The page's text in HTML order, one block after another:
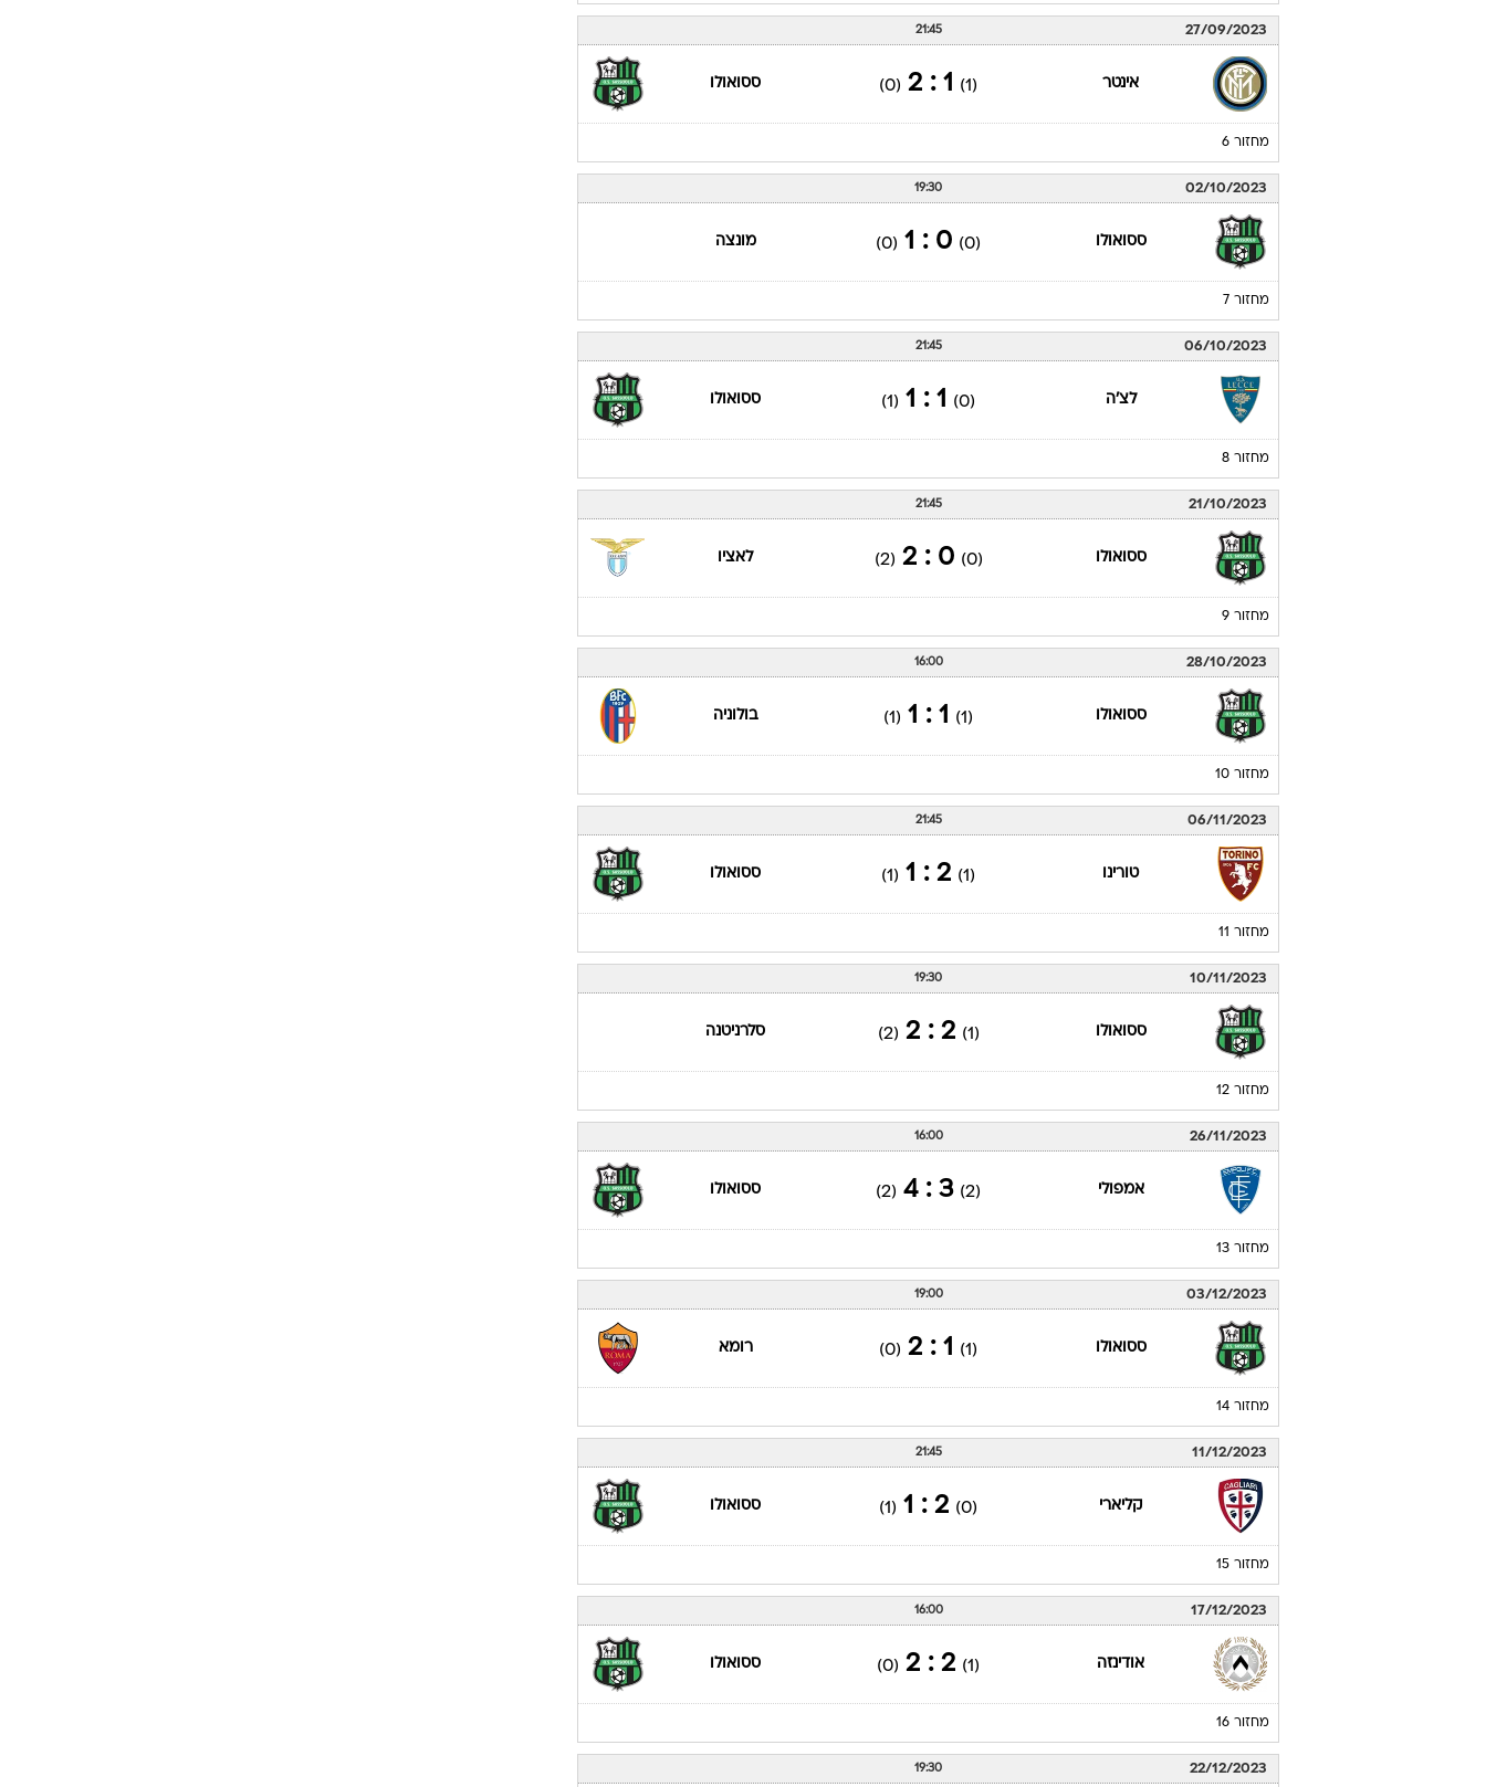
27/09/2023
21:45
אינטר (1)
1 : 2
(0) ססואולו
מחזור 6
02/10/2023
19:30
ססואולו (0)
0 : 1
(0) מונצה
מחזור 7
06/10/2023
21:45
לצ'ה (0)
1 : 1
(1) ססואולו
מחזור 8
21/10/2023
21:45
ססואולו (0)
0 : 2
(2) לאציו
מחזור 9
28/10/2023
16:00
ססואולו (1)
1 : 1
(1) בולוניה
מחזור 10
06/11/2023
21:45
טורינו (1)
2 : 1
(1) ססואולו
מחזור 11
10/11/2023
19:30
ססואולו (1)
2 : 2
(2) סלרניטנה
מחזור 12
26/11/2023
16:00
אמפולי (2)
3 : 4
(2) ססואולו
מחזור 13
03/12/2023
19:00
ססואולו (1)
1 : 2
(0) רומא
מחזור 14
11/12/2023
21:45
קליארי (0)
2 : 1
(1) ססואולו
מחזור 15
17/12/2023
16:00
אודינזה (1)
2 : 2
(0) ססואולו
מחזור 16
22/12/2023
19:30